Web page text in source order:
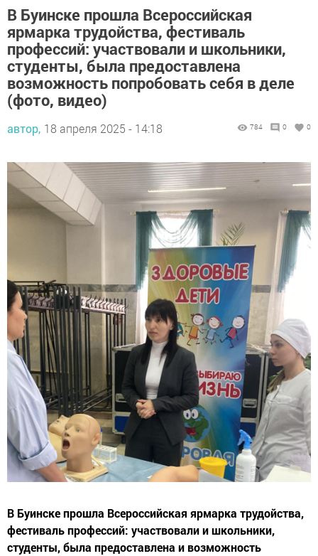
В Буинске прошла Всероссийская
ярмарка трудойства, фестиваль
профессий: участвовали и школьники,
студенты, была предоставлена
возможность попробовать себя в деле
(фото, видео)
автор, 18 апреля 2025 - 14:18 784 0 0
В Буинске прошла Всероссийская ярмарка трудойства,
фестиваль профессий: участвовали и школьники,
студенты, была предоставлена и возможность